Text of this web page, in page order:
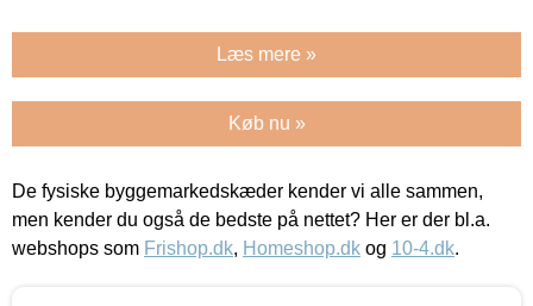
Læs mere »
Køb nu »
De fysiske byggemarkedskæder kender vi alle sammen,
men kender du også de bedste på nettet? Her er der bl.a.
webshops som Frishop.dk, Homeshop.dk og 10-4.dk.